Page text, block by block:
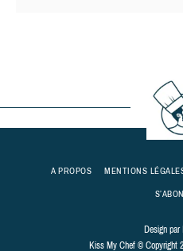
A PROPOS MENTIONS
Design par
Kiss My Chef © Copyright